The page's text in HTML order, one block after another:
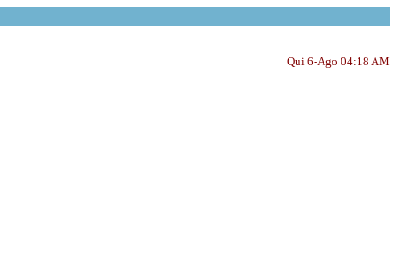
Qui 6-Ago 04:18 AM